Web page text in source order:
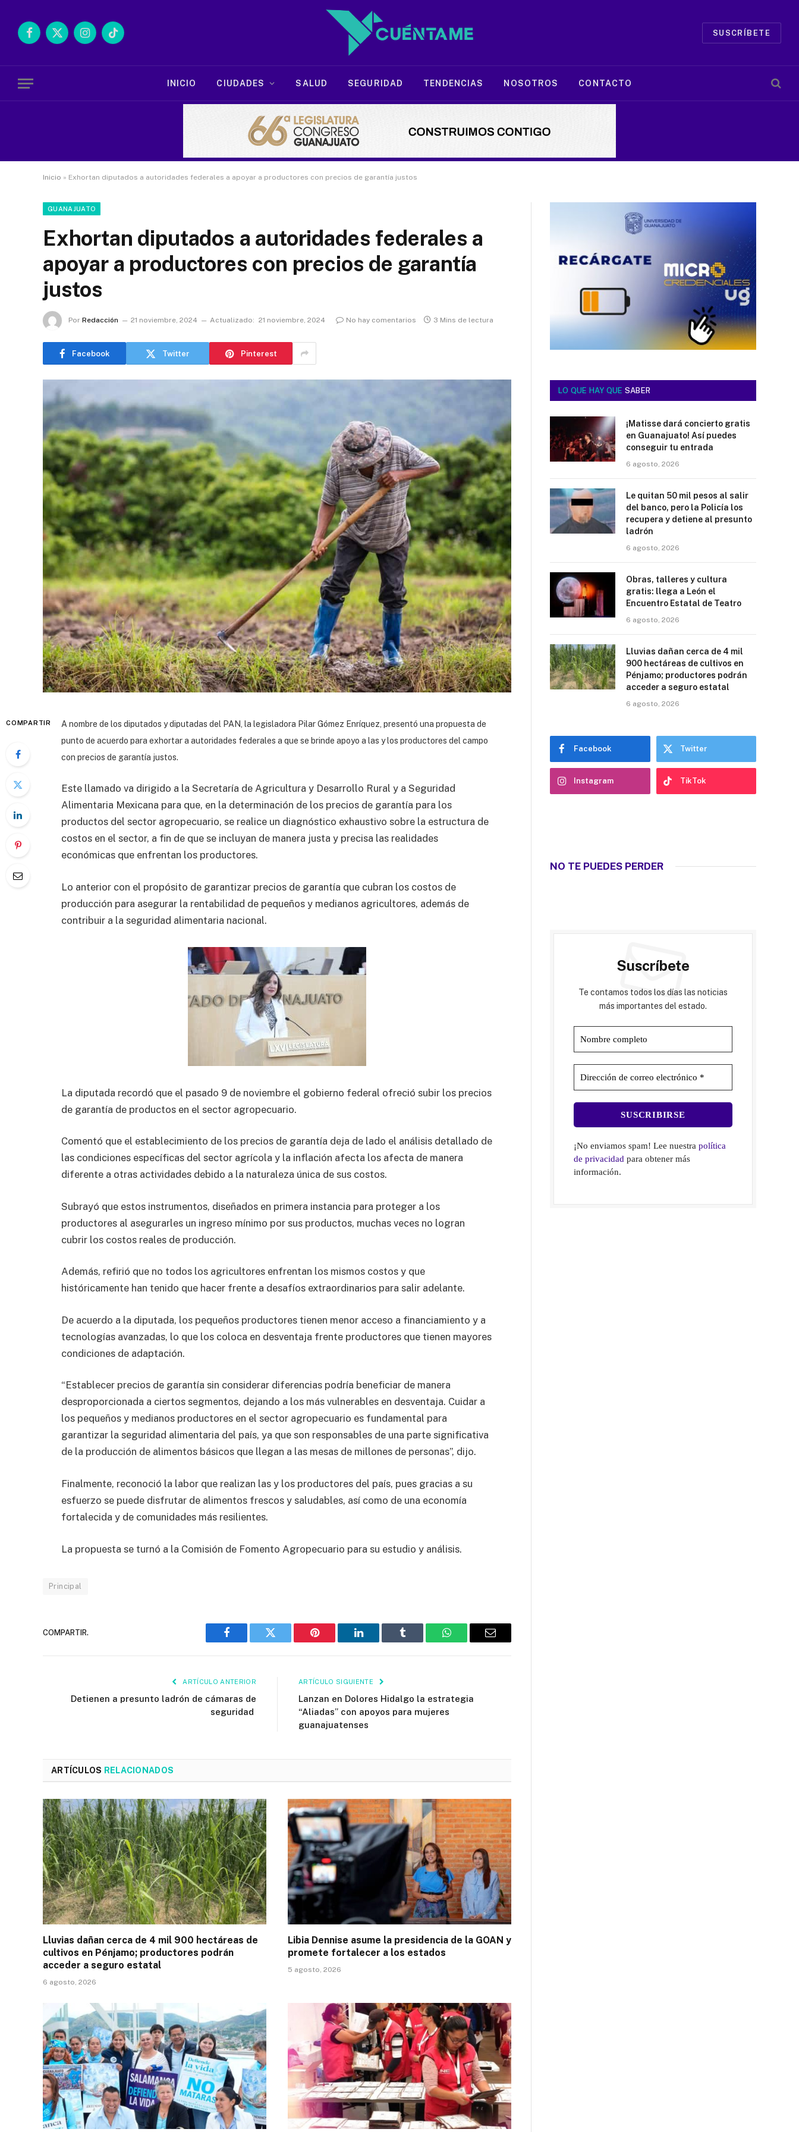
Facebook
X
InstagramTikTok
SUSCRÍBETE
INICIO CIUDADES SALUD SEGURIDAD TENDENCIAS NOSOTROS CONTACTO
Inicio » Exhortan diputados a autoridades federales a apoyar a productores con precios de garantía justos
GUANAJUATO
Exhortan diputados a autoridades federales a
apoyar a productores con precios de garantía
justos
Por Redacción 21 noviembre, 2024 Actualizado: 21 noviembre, 2024 No hay comentarios 3 Mins de lectura
Facebook Twitter Pinterest
COMPARTIR
A nombre de los diputados y diputadas del PAN, la legisladora Pilar Gómez Enríquez, presentó una propuesta de
punto de acuerdo para exhortar a autoridades federales a que se brinde apoyo a las y los productores del campo
con precios de garantía justos.
Este llamado va dirigido a la Secretaría de Agricultura y Desarrollo Rural y a Seguridad
Alimentaria Mexicana para que, en la determinación de los precios de garantía para los
productos del sector agropecuario, se realice un diagnóstico exhaustivo sobre la estructura de
costos en el sector, a fin de que se incluyan de manera justa y precisa las realidades
económicas que enfrentan los productores.
Lo anterior con el propósito de garantizar precios de garantía que cubran los costos de
producción para asegurar la rentabilidad de pequeños y medianos agricultores, además de
contribuir a la seguridad alimentaria nacional.
La diputada recordó que el pasado 9 de noviembre el gobierno federal ofreció subir los precios
de garantía de productos en el sector agropecuario.
Comentó que el establecimiento de los precios de garantía deja de lado el análisis detallado de
las condiciones específicas del sector agrícola y la inflación afecta los afecta de manera
diferente a otras actividades debido a la naturaleza única de sus costos.
Subrayó que estos instrumentos, diseñados en primera instancia para proteger a los
productores al asegurarles un ingreso mínimo por sus productos, muchas veces no logran
cubrir los costos reales de producción.
Además, refirió que no todos los agricultores enfrentan los mismos costos y que
históricamente han tenido que hacer frente a desafíos extraordinarios para salir adelante.
De acuerdo a la diputada, los pequeños productores tienen menor acceso a financiamiento y a
tecnologías avanzadas, lo que los coloca en desventaja frente productores que tienen mayores
condiciones de adaptación.
“Establecer precios de garantía sin considerar diferencias podría beneficiar de manera
desproporcionada a ciertos segmentos, dejando a los más vulnerables en desventaja. Cuidar a
los pequeños y medianos productores en el sector agropecuario es fundamental para
garantizar la seguridad alimentaria del país, ya que son responsables de una parte significativa
de la producción de alimentos básicos que llegan a las mesas de millones de personas”, dijo.
Finalmente, reconoció la labor que realizan las y los productores del país, pues gracias a su
esfuerzo se puede disfrutar de alimentos frescos y saludables, así como de una economía
fortalecida y de comunidades más resilientes.
La propuesta se turnó a la Comisión de Fomento Agropecuario para su estudio y análisis.
Principal
COMPARTIR.
Facebook Twitter Pinterest LinkedIn Tumblr WhatsAppEmail
ARTÍCULO ANTERIOR
Detienen a presunto ladrón de cámaras de
seguridad
ARTÍCULO SIGUIENTE
Lanzan en Dolores Hidalgo la estrategia
“Aliadas” con apoyos para mujeres
guanajuatenses
ARTÍCULOS RELACIONADOS
Lluvias dañan cerca de 4 mil 900 hectáreas de
cultivos en Pénjamo; productores podrán
acceder a seguro estatal
6 agosto, 2026
Libia Dennise asume la presidencia de la GOAN y
promete fortalecer a los estados
5 agosto, 2026
LO QUE HAY QUE SABER
¡Matisse dará concierto gratis
en Guanajuato! Así puedes
conseguir tu entrada
6 agosto, 2026
Le quitan 50 mil pesos al salir
del banco, pero la Policía los
recupera y detiene al presunto
ladrón
6 agosto, 2026
Obras, talleres y cultura
gratis: llega a León el
Encuentro Estatal de Teatro
6 agosto, 2026
Lluvias dañan cerca de 4 mil
900 hectáreas de cultivos en
Pénjamo; productores podrán
acceder a seguro estatal
6 agosto, 2026
Facebook Twitter
Instagram TikTok
NO TE PUEDES PERDER
Suscríbete
Te contamos todos los días las noticias
más importantes del estado.
¡No enviamos spam! Lee nuestrapolítica
de privacidad para obtener más
información.